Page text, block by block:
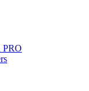
PRO